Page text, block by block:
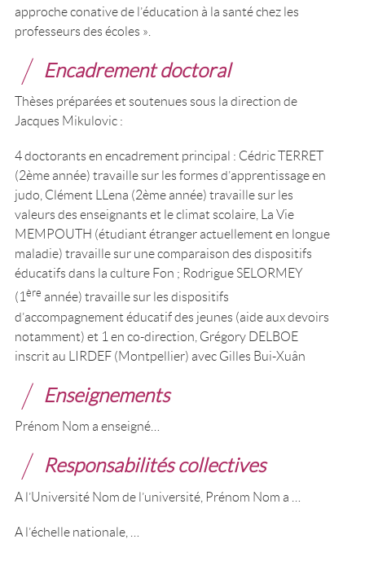
approche conative de l’éducation à la santé chez les
professeurs des écoles ».
Encadrement doctoral
Thèses préparées et soutenues sous la direction de
Jacques Mikulovic :
4 doctorants en encadrement principal : Cédric TERRET
(2ème année) travaille sur les formes d’apprentissage en
judo, Clément LLena (2ème année) travaille sur les
valeurs des enseignants et le climat scolaire, La Vie
MEMPOUTH (étudiant étranger actuellement en longue
maladie) travaille sur une comparaison des dispositifs
éducatifs dans la culture Fon ; Rodrigue SELORMEY
(1ère année) travaille sur les dispositifs
d’accompagnement éducatif des jeunes (aide aux devoirs
notamment) et 1 en co-direction, Grégory DELBOE
inscrit au LIRDEF (Montpellier) avec Gilles Bui-Xuân
Enseignements
Prénom Nom a enseigné…
Responsabilités collectives
A l’Université Nom de l’université, Prénom Nom a …
A l’échelle nationale, …